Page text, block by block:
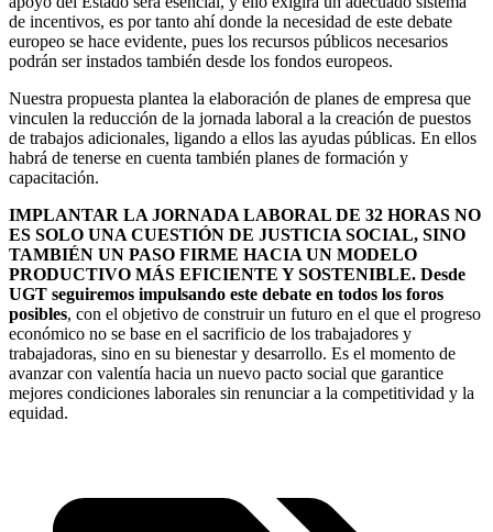
de incentivos, es por tanto ahí donde la necesidad de este debate
europeo se hace evidente, pues los recursos públicos necesarios
podrán ser instados también desde los fondos europeos.
Nuestra propuesta plantea la elaboración de planes de empresa que
vinculen la reducción de la jornada laboral a la creación de puestos
de trabajos adicionales, ligando a ellos las ayudas públicas. En ellos
habrá de tenerse en cuenta también planes de formación y
capacitación.
IMPLANTAR LA JORNADA LABORAL DE 32 HORAS NO
ES SOLO UNA CUESTIÓN DE JUSTICIA SOCIAL, SINO
TAMBIÉN UN PASO FIRME HACIA UN MODELO
PRODUCTIVO MÁS EFICIENTE Y SOSTENIBLE. Desde
UGT seguiremos impulsando este debate en todos los foros
posibles, con el objetivo de construir un futuro en el que el progreso
económico no se base en el sacrificio de los trabajadores y
trabajadoras, sino en su bienestar y desarrollo. Es el momento de
avanzar con valentía hacia un nuevo pacto social que garantice
mejores condiciones laborales sin renunciar a la competitividad y la
equidad.